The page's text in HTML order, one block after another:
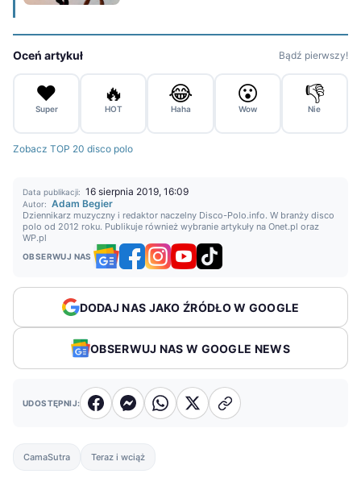
Oceń artykuł Bądź pierwszy!
❤️
Super
🔥
HOT
😂
Haha
😮
Wow
👎
Nie
Zobacz TOP 20 disco polo
Data publikacji: 16 sierpnia 2019, 16:09
Autor: Adam Begier
Dziennikarz muzyczny i redaktor naczelny Disco-Polo.info. W branży disco
polo od 2012 roku. Publikuje również wybranie artykuły na Onet.pl oraz
WP.pl
OBSERWUJ NAS
DODAJ NAS JAKO ŹRÓDŁO W GOOGLE
OBSERWUJ NAS W GOOGLE NEWS
UDOSTĘPNIJ:
CamaSutra Teraz i wciąż